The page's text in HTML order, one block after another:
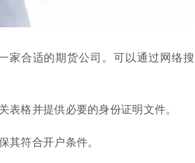
家合适的期货公司。可以通过网络搜
格并提供必要的身份证明文件。
符合开户条件。